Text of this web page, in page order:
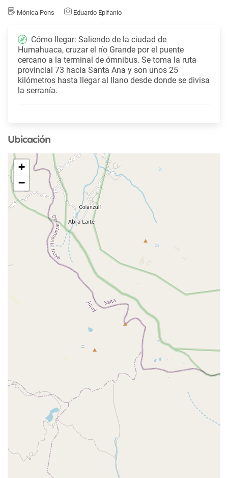
Mónica Pons Eduardo Epifanio
Cómo llegar: Saliendo de la ciudad de
Humahuaca, cruzar el río Grande por el puente
cercano a la terminal de ómnibus. Se toma la ruta
provincial 73 hacia Santa Ana y son unos 25
kilómetros hasta llegar al llano desde donde se divisa
la serranía.
Ubicación
+
−